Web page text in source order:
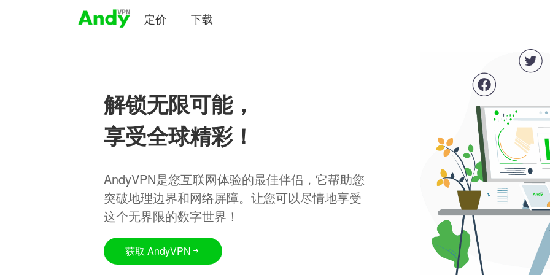
定价 下载
解锁无限可能，
享受全球精彩！
AndyVPN是您互联网体验的最佳伴侣，它帮助您
突破地理边界和网络屏障。让您可以尽情地享受
这个无界限的数字世界！
获取 AndyVPN